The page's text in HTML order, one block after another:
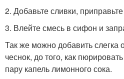
2. Добавьте сливки,
3. Влейте смесь в сифон и
Так же можно добавить
чеснок, до того, как
пару капель лимонного сока.